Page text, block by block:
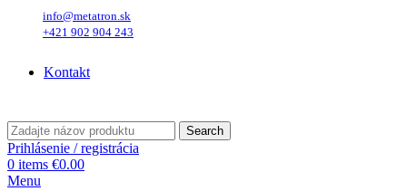
info@metatron.sk
+421 902 904 243
Kontakt
Search
Prihlásenie / registrácia
0 items €0.00
Menu